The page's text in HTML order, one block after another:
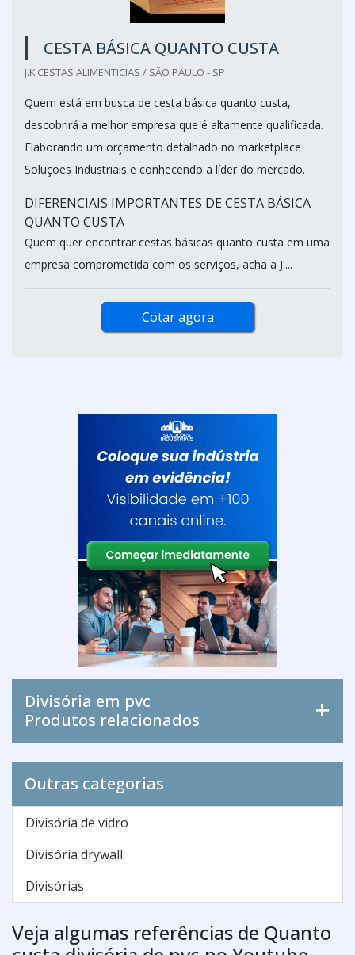
CESTA BÁSICA QUANTO CUSTA
J.K CESTAS ALIMENTICIAS / SÃO PAULO - SP
Quem está em busca de cesta básica quanto custa,
descobrirá a melhor empresa que é altamente qualificada.
Elaborando um orçamento detalhado no marketplace
Soluções Industriais e conhecendo a líder do mercado.
DIFERENCIAIS IMPORTANTES DE CESTA BÁSICA
QUANTO CUSTA
Quem quer encontrar cestas básicas quanto custa em uma
empresa comprometida com os serviços, acha a J....
Cotar agora
Divisória em pvc
Produtos relacionados
Outras categorias
Divisória de vidro
Divisória drywall
Divisórias
Veja algumas referências de Quanto